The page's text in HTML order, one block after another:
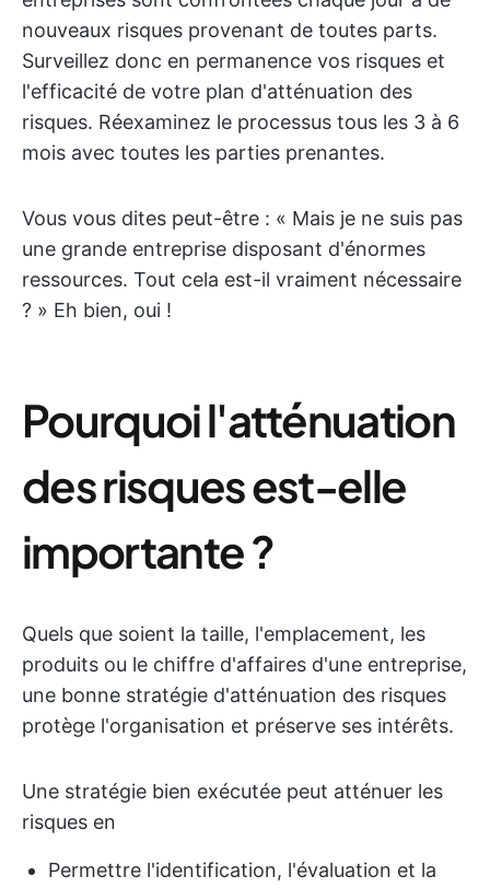
nouveaux risques provenant de toutes parts.
Surveillez donc en permanence vos risques et
l'efficacité de votre plan d'atténuation des
risques. Réexaminez le processus tous les 3 à 6
mois avec toutes les parties prenantes.
Vous vous dites peut-être : « Mais je ne suis pas
une grande entreprise disposant d'énormes
ressources. Tout cela est-il vraiment nécessaire
? » Eh bien, oui !
Pourquoi l'atténuation
des risques est-elle
importante ?
Quels que soient la taille, l'emplacement, les
produits ou le chiffre d'affaires d'une entreprise,
une bonne stratégie d'atténuation des risques
protège l'organisation et préserve ses intérêts.
Une stratégie bien exécutée peut atténuer les
risques en
Permettre l'identification, l'évaluation et la